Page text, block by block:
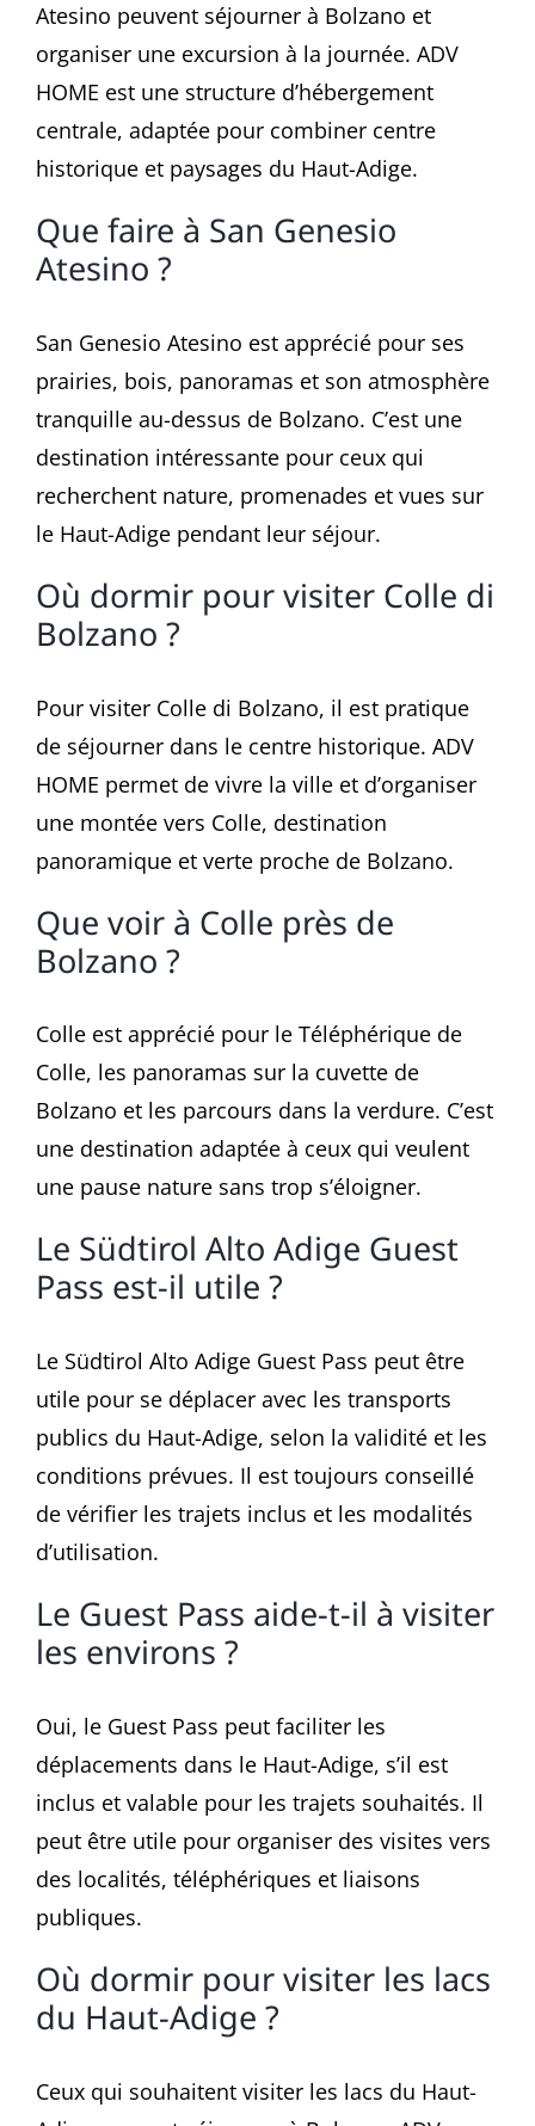
Atesino peuvent séjourner à Bolzano et
organiser une excursion à la journée. ADV
HOME est une structure d’hébergement
centrale, adaptée pour combiner centre
historique et paysages du Haut-Adige.
Que faire à San Genesio
Atesino ?
San Genesio Atesino est apprécié pour ses
prairies, bois, panoramas et son atmosphère
tranquille au-dessus de Bolzano. C’est une
destination intéressante pour ceux qui
recherchent nature, promenades et vues sur
le Haut-Adige pendant leur séjour.
Où dormir pour visiter Colle di
Bolzano ?
Pour visiter Colle di Bolzano, il est pratique
de séjourner dans le centre historique. ADV
HOME permet de vivre la ville et d’organiser
une montée vers Colle, destination
panoramique et verte proche de Bolzano.
Que voir à Colle près de
Bolzano ?
Colle est apprécié pour le Téléphérique de
Colle, les panoramas sur la cuvette de
Bolzano et les parcours dans la verdure. C’est
une destination adaptée à ceux qui veulent
une pause nature sans trop s’éloigner.
Le Südtirol Alto Adige Guest
Pass est-il utile ?
Le Südtirol Alto Adige Guest Pass peut être
utile pour se déplacer avec les transports
publics du Haut-Adige, selon la validité et les
conditions prévues. Il est toujours conseillé
de vérifier les trajets inclus et les modalités
d’utilisation.
Le Guest Pass aide-t-il à visiter
les environs ?
Oui, le Guest Pass peut faciliter les
déplacements dans le Haut-Adige, s’il est
inclus et valable pour les trajets souhaités. Il
peut être utile pour organiser des visites vers
des localités, téléphériques et liaisons
publiques.
Où dormir pour visiter les lacs
du Haut-Adige ?
Ceux qui souhaitent visiter les lacs du Haut-